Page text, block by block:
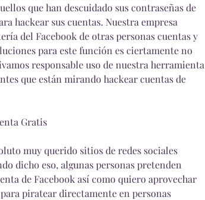
que han descuidado sus contraseñas de
hackear sus cuentas. Nuestra empresa
del Facebook de otras personas cuentas y
para este función es ciertamente no
responsable uso de nuestra herramienta
que están mirando hackear cuentas de
Gratis
muy querido sitios de redes sociales
dicho eso, algunas personas pretenden
de Facebook así como quiero aprovechar
piratear directamente en personas